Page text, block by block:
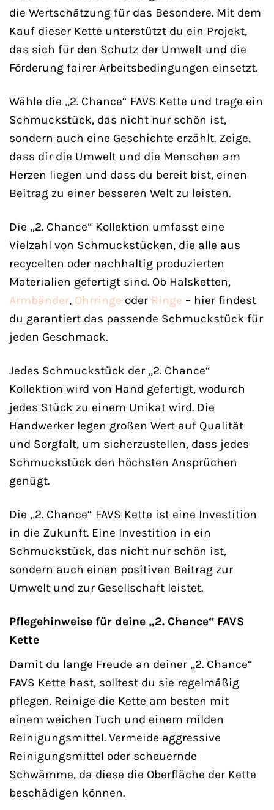
die Wertschätzung für das Besondere. Mit dem
Kauf dieser Kette unterstützt du ein Projekt,
das sich für den Schutz der Umwelt und die
Förderung fairer Arbeitsbedingungen einsetzt.
Wähle die „2. Chance“ FAVS Kette und trage ein
Schmuckstück, das nicht nur schön ist,
sondern auch eine Geschichte erzählt. Zeige,
dass dir die Umwelt und die Menschen am
Herzen liegen und dass du bereit bist, einen
Beitrag zu einer besseren Welt zu leisten.
Die „2. Chance“ Kollektion umfasst eine
Vielzahl von Schmuckstücken, die alle aus
recycelten oder nachhaltig produzierten
Materialien gefertigt sind. Ob Halsketten,
Armbänder, Ohrringe oder Ringe – hier findest
du garantiert das passende Schmuckstück für
jeden Geschmack.
Jedes Schmuckstück der „2. Chance“
Kollektion wird von Hand gefertigt, wodurch
jedes Stück zu einem Unikat wird. Die
Handwerker legen großen Wert auf Qualität
und Sorgfalt, um sicherzustellen, dass jedes
Schmuckstück den höchsten Ansprüchen
genügt.
Die „2. Chance“ FAVS Kette ist eine Investition
in die Zukunft. Eine Investition in ein
Schmuckstück, das nicht nur schön ist,
sondern auch einen positiven Beitrag zur
Umwelt und zur Gesellschaft leistet.
Pflegehinweise für deine „2. Chance“ FAVS
Kette
Damit du lange Freude an deiner „2. Chance“
FAVS Kette hast, solltest du sie regelmäßig
pflegen. Reinige die Kette am besten mit
einem weichen Tuch und einem milden
Reinigungsmittel. Vermeide aggressive
Reinigungsmittel oder scheuernde
Schwämme, da diese die Oberfläche der Kette
beschädigen können.